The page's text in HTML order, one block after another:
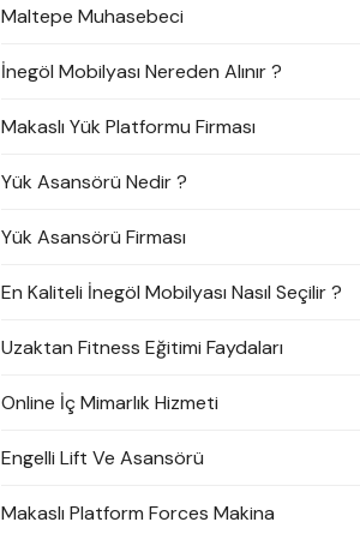
Maltepe Muhasebeci
İnegöl Mobilyası Nereden Alınır ?
Makaslı Yük Platformu Firması
Yük Asansörü Nedir ?
Yük Asansörü Firması
En Kaliteli İnegöl Mobilyası Nasıl Seçilir ?
Uzaktan Fitness Eğitimi Faydaları
Online İç Mimarlık Hizmeti
Engelli Lift Ve Asansörü
Makaslı Platform Forces Makina